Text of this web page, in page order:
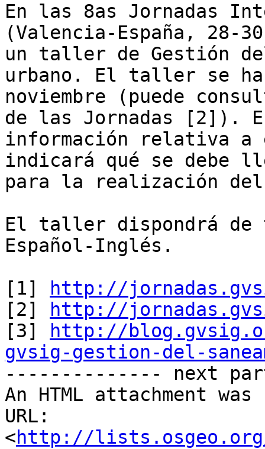
En las 8as Jornadas
(Valencia-España, 28-
un taller de Gestión
urbano. El taller se
noviembre (puede
de las Jornadas [2]).
información relativa
indicará qué se debe
para la realización
El taller dispondrá de
Español-Inglés.
[1]
http://
[2]
http://
[3]
http://
gvsig-gestion-del-
-------------- next
An HTML attachment
URL:
<http://lists.osgeo.org/